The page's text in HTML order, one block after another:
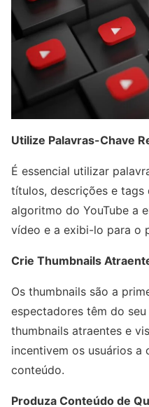
Utilize Palavras-Chave
É essencial utilizar
títulos, descrições e tags
algoritmo do YouTube a
vídeo e a exibi-lo para o
Crie Thumbnails
Os thumbnails são a
espectadores têm do
thumbnails atraentes e
incentivem os usuários a
conteúdo.
Produza Conteúdo de